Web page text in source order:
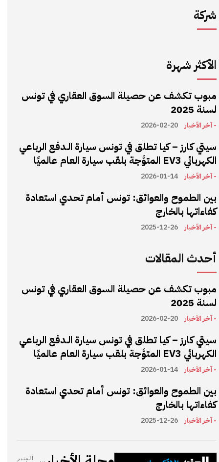
شركة
الأكثر شهرة
مبوب تكشف عن حصيلة السوق العقاري في تونس
لسنة 2025
- آخر الأخبار 2026-02-20
سيتي كارز – كيا تطلق في تونس سيارة الـدفع الرباعي
الكهربائي EV3 المتوَّجة بلقب سيارة العام عالميًا
- آخر الأخبار 2026-01-14
بين الطموح والعوائق: تونس أمام تحدي استعادة
كفاءاتها بالخارج
- آخر الأخبار 2025-12-26
أحدث المقالات
مبوب تكشف عن حصيلة السوق العقاري في تونس
لسنة 2025
- آخر الأخبار 2026-02-20
سيتي كارز – كيا تطلق في تونس سيارة الـدفع الرباعي
الكهربائي EV3 المتوَّجة بلقب سيارة العام عالميًا
- آخر الأخبار 2026-01-14
بين الطموح والعوائق: تونس أمام تحدي استعادة
كفاءاتها بالخارج
- آخر الأخبار 2025-12-26
المنبر